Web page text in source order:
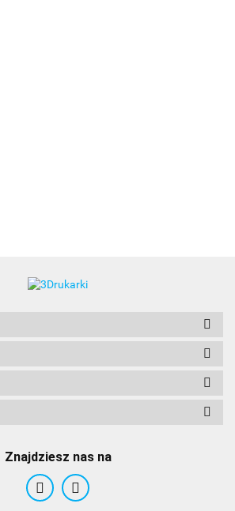
Znajdziesz nas na